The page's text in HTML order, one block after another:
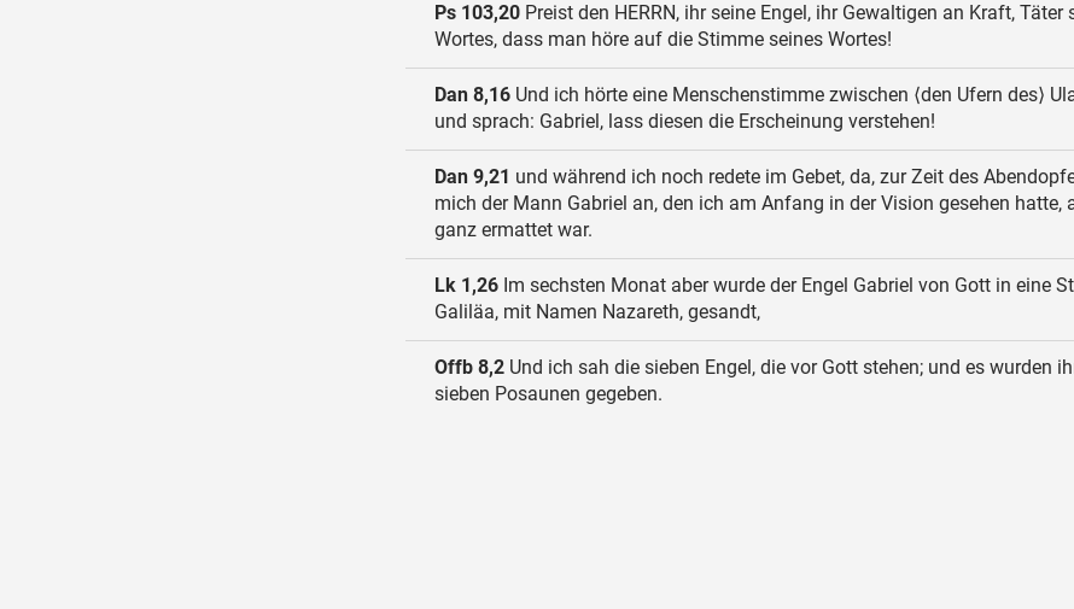
Ps 103,20 Preist den HERRN, ihr seine Engel, ihr Gewaltigen an Kraft, Täter
Wortes, dass man höre auf die Stimme seines Wortes!
Dan 8,16 Und ich hörte eine Menschenstimme zwischen ⟨den Ufern des⟩
und sprach: Gabriel, lass diesen die Erscheinung verstehen!
Dan 9,21 und während ich noch redete im Gebet, da, zur Zeit des
mich der Mann Gabriel an, den ich am Anfang in der Vision gesehen hatte,
ganz ermattet war.
Lk 1,26 Im sechsten Monat aber wurde der Engel Gabriel von Gott in eine
Galiläa, mit Namen Nazareth, gesandt,
Offb 8,2 Und ich sah die sieben Engel, die vor Gott stehen; und es wurden
sieben Posaunen gegeben.